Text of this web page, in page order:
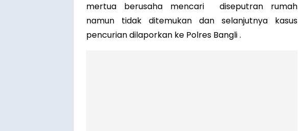
mertua berusaha mencari diseputran rumah
namun tidak ditemukan dan selanjutnya kasus
pencurian dilaporkan ke Polres Bangli .